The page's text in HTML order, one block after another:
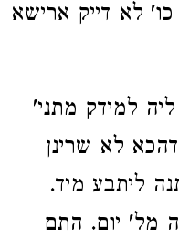
לא דייק ארישא
למידק מתני'
לא שרינן
ליתבע מיד.
מל' יום. התם